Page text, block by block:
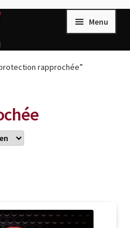
Menu
rapprochée”